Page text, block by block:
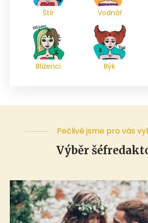
Štír Vodnář
Blíženci Býk
Pečlivě jsme pro vás
Výběr